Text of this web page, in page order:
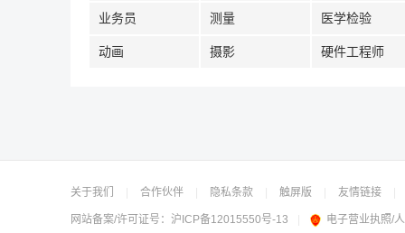
业务员 测量 医学检验
动画 摄影 硬件工程师
关于我们 合作伙伴 隐私条款 触屏版 友情链接
网站备案/许可证号： 沪ICP备12015550号-13 电子营业执照/